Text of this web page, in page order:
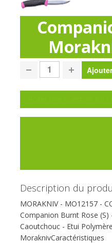
Description du
MORAKNIV - MO12157 -
Companion Burnt Rose
Caoutchouc - Etui Polymère
MoraknivCaractéristiques